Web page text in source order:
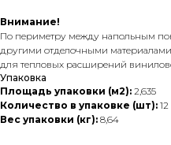
Внимание!
По периметру между напольным
другими отделочными материалами
для тепловых расширений
Упаковка
Площадь упаковки (м2): 2,635
Количество в упаковке (шт): 12
Вес упаковки (кг): 8,64